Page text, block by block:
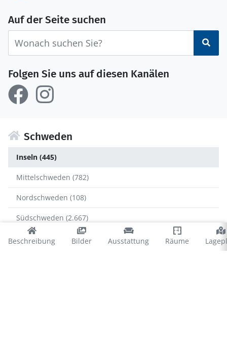
Beschreibung Bilder Ausstattung Räume
Auf der Seite suchen
Folgen Sie uns auf diesen Kanälen
Schweden
Inseln (445)
Mittelschweden (782)
Nordschweden (108)
Südschweden (2.667)
Westschweden (951)